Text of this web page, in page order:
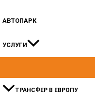
АВТОПАРК
УСЛУГИ
ТРАНСФЕР В ЕВРОПУ